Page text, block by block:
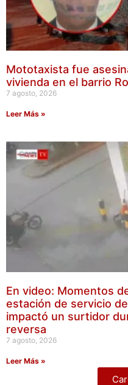
Mototaxista fue
vivienda en el barrio
7 agosto, 2026
Leer Más »
En video: Momentos
estación de servicio
impactó un surtidor
reversa
7 agosto, 2026
Leer Más »